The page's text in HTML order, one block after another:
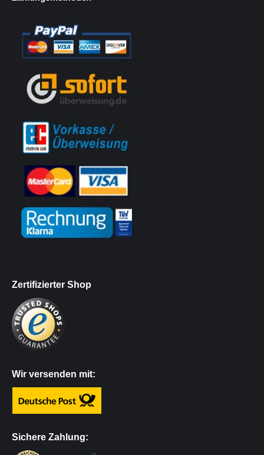
Zertifizierter Shop
Wir versenden mit:
Sichere Zahlung: